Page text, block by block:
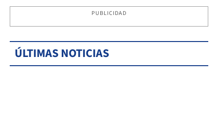
PUBLICIDAD
ÚLTIMAS NOTICIAS